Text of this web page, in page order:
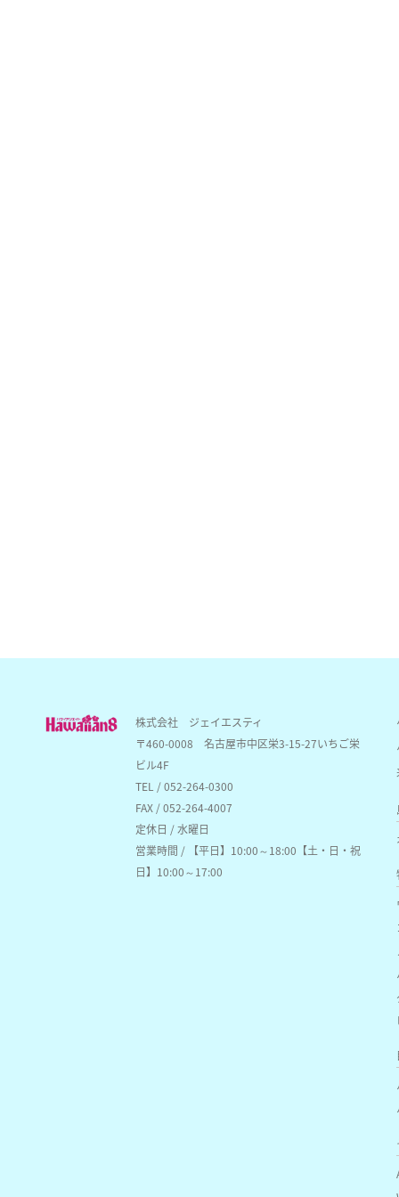
株式会社 ジェイエスティ
〒460-0008名古屋市中区栄3-15-27いちご栄
ビル4F
TEL / 052-264-0300
FAX / 052-264-4007
定休日 / 水曜日
営業時間 / 【平日】10:00～18:00【土・日・祝
日】10:00～17:00